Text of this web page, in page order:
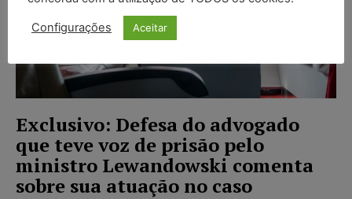
Exclusivo: Defesa do advogado
que teve voz de prisão pelo
ministro Lewandowski comenta
sobre sua atuação no caso
Configurações Aceitar